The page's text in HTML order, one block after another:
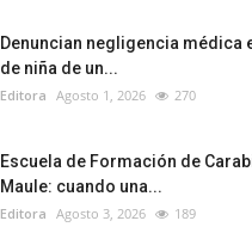
Denuncian negligencia médica
de niña de un...
Editora Agosto 1, 2026 270
Escuela de Formación de
Maule: cuando una...
Editora Agosto 3, 2026 189